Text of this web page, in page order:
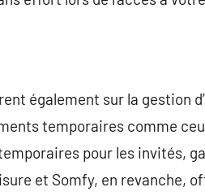
également sur la gestion
temporaires comme
pour les invités,
et Somfy, en revanche,